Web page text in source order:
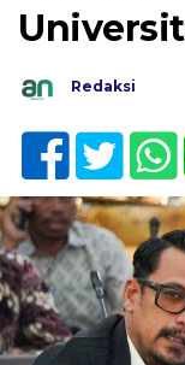
Redaksi